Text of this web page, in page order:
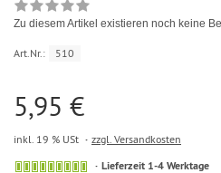
Zu diesem Artikel existieren noch keine
Art.Nr.: 510
5,95 €
inkl. 19 % USt zzgl. Versandkosten
Lieferzeit 1-4 Werktage